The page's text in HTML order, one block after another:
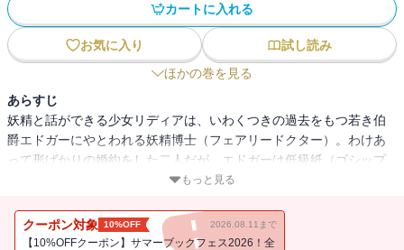
カートに入れる
お気に入り
試し読み
ほかの巻を見る
あらすじ
妖精と話ができる少女リディアは、いわくつきの過去をもつ若き伯
爵エドガーにやとわれる妖精博士（フェアリードクター）。わけあ
って形ばかりの婚約をした二人だが、エドガーは低級紙（ゴシップ
ペーパー）を賑わすほどの女たらしで、リディアは振り回されてば
宿敵プリンスの罠だと知りながらあえて会に参加したエドガーの前
に現れた霊媒師は、死んだはずの仲間アーミンにそっくり
もっと見る
クーポン対象 10%OFF 2026.08.11まで
【10%OFFクーポン】サマーブックフェス2026！全